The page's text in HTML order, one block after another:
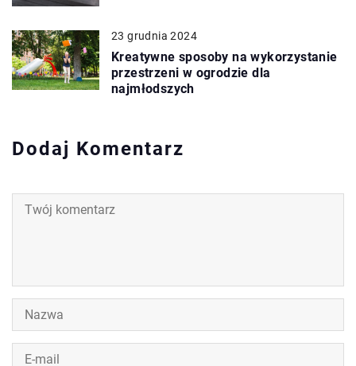
23 grudnia 2024
Kreatywne sposoby na wykorzystanie
przestrzeni w ogrodzie dla
najmłodszych
Dodaj Komentarz